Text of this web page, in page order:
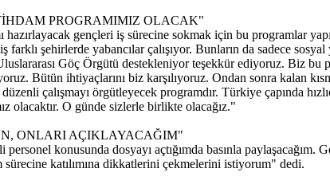
PROGRAMIMIZ OLACAK"
gençleri iş sürecine sokmak için bu programlar
şehirlerde yabancılar çalışıyor. Bunların da sadece
Göç Örgütü destekleniyor teşekkür ediyoruz. Biz bu
Bütün ihtiyaçlarını biz karşılıyoruz. Ondan sonra kalan
çalışmayı örgütleyecek programdır. Türkiye çapında
olacaktır. O günde sizlerle birlikte olacağız."
ONLARI AÇIKLAYACAĞIM"
konusunda dosyayı açtığımda basınla
katılımına dikkatlerini çekmelerini istiyorum" dedi.